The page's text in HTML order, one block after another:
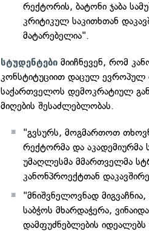
რექტორის, ბატონი ჯაბა
კრიტიკულ საკითხთან
მატარებელია".
სტუდენტებიმიიჩნევენ, რომ
კონსტიტუციით დაცულ ევროპულ
საქართველოს დემოკრატიულ
მიღების შესაძლებლობას.
"გვსურს, მოგმართოთ
რექტორმა და აკადემიურმა
უმაღლესმა მმართველმა
კანონპროექტთან
"მნიშვნელოვნად
საბჭოს მხარდაჭერა,
დამფუძნებლების